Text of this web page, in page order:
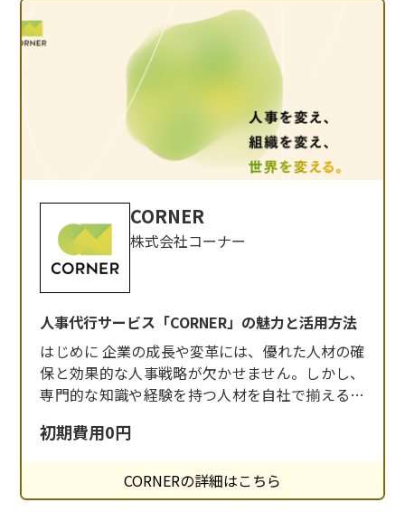
CORNER
株式会社コーナー
人事代行サービス「CORNER」の魅力と活用方法
はじめに 企業の成長や変革には、優れた人材の確
保と効果的な人事戦略が欠かせません。しかし、
専門的な知識や経験を持つ人材を自社で揃えるこ
が、プロフェッショナルな人事代行サービス
「CORNER」です。本記事では、「CORNER」の
特徴や導入のメリットについて詳しくご紹介しま
す。 「CORNER」とは 「CORNER」は、
初期費用0円
CORNERの詳細はこちら